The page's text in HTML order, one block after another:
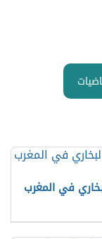
في المغرب